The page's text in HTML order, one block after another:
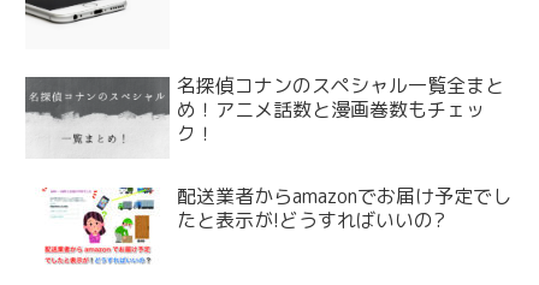
名探偵コナンのスペシャル一覧全まと
め！アニメ話数と漫画巻数もチェッ
ク！
配送業者からamazonでお届け予定でし
たと表示が!どうすればいいの?